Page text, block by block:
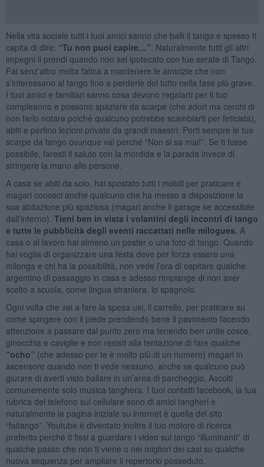
Nella vita sociale tutti i tuoi amici sanno che balli il tango e spesso ti
capita di dire: “Tu non puoi capire…” . Naturalmente tutti gli altri
impegni li prendi quando non sei ipotecato con tue serate di Tango.
Fai senz’altro molta fatica a mantenere le amicizie che non
s’interessano al tango fino a perderle del tutto nella fase più grave.
I tuoi amici e familiari sanno cosa devono regalarti per il tuo
compleanno e possono spaziare da scarpe (che adori ma cerchi di
non farlo notare poiché qualcuno potrebbe scambiarti per feticista),
abiti e perfino lezioni private da grandi maestri. Porti sempre le tue
scarpe da tango ovunque vai perché “Non si sa mai!”. Se ti fosse
possibile, faresti il saluto con la mordida e la parada invece di
stringere la mano alle persone.
A casa se abiti da solo, hai spostato tutti i mobili per praticare e
magari conosci anche qualcuno che ha messo a disposizione la
sua abitazione più spaziosa (magari anche il garage se accessibile
dall’interno). Tieni ben in vista i volantini degli incontri di tango
e tutte le pubblicità degli eventi raccattati nelle milogues. A
casa o al lavoro hai almeno un poster o una foto di tango. Quando
hai voglia di organizzare una festa deve per forza essere una
milonga e chi ha la possibilità, non vede l’ora di ospitare qualche
argentino di passaggio in casa e adesso rimpiange di non aver
scelto a scuola, come lingua straniera, lo spagnolo.
Ogni volta che vai a fare la spesa usi, il carrello, per praticare su
come spingere con il piede prendendo bene il pavimento facendo
attenzione a passare dal punto zero ma tenendo ben unite cosce,
ginocchia e caviglie e non resisti alla tentazione di fare qualche
“ocho” (che adesso per te è molto più di un numero) magari in
ascensore quando non ti vede nessuno, anche se qualcuno può
giurare di averti visto ballare in un’area di parcheggio. Ascolti
comunemente solo musica tanghera. I tuoi contatti facebook, la tua
rubrica del telefono sul cellulare sono di amici tangheri e
naturalmente la pagina iniziale su internet è quella del sito
“faitango”. Youtube è diventato inoltre il tuo motore di ricerca
preferito perché ti fissi a guardare i video sul tango “illuminanti” di
qualche passo che non ti viene o nei migliori dei casi su qualche
nuova sequenza per ampliare il repertorio posseduto.